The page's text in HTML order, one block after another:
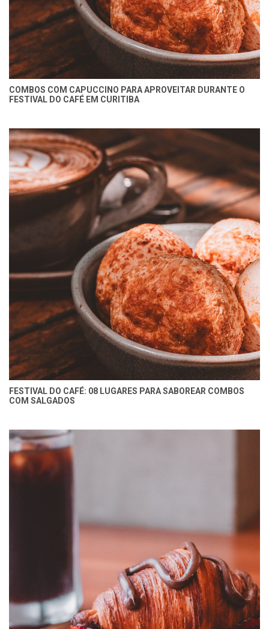
COMBOS COM CAPUCCINO PARA APROVEITAR DURANTE O
FESTIVAL DO CAFÉ EM CURITIBA
FESTIVAL DO CAFÉ: 08 LUGARES PARA SABOREAR COMBOS
COM SALGADOS